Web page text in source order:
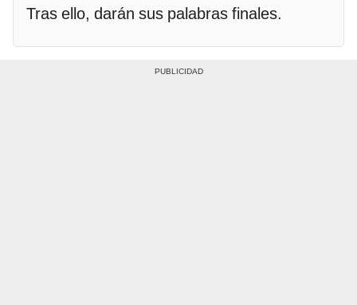
Tras ello, darán sus palabras finales.